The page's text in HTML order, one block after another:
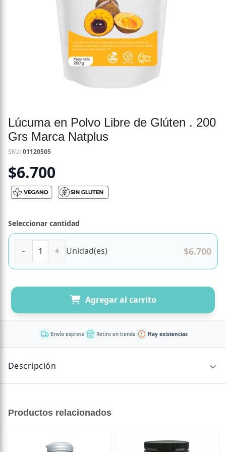
Lúcuma en Polvo Libre de Glúten . 200
Grs Marca Natplus
SKU:01120505
$6.700
Seleccionar cantidad
Unidad(es) $6.700
Agregar al carrito
Envío express Retiro en tienda Hay existencias
Descripción
Productos relacionados